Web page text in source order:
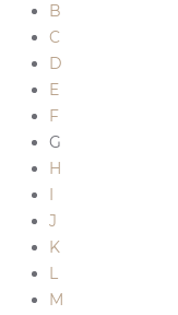
B
C
D
E
F
G
H
I
J
K
L
M